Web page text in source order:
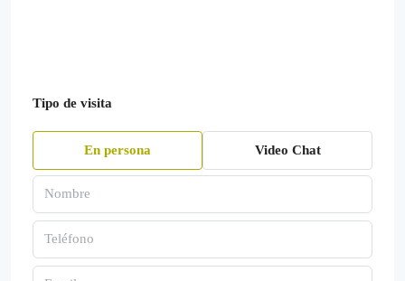
Tipo de visita
En persona Video Chat